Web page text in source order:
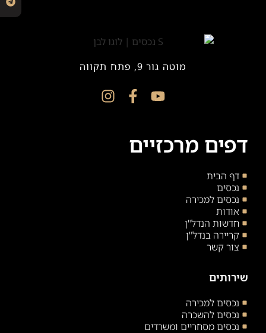
מוטה גור 9, פתח תקווה
דפים מרכזיים
דף הבית
נכסים
נכסים למכירה
אודות
חדשות הנדל"ן
קריירה בנדל"ן
צור קשר
שירותים
נכסים למכירה
נכסים להשכרה
נכסים מסחריים ומשרדים